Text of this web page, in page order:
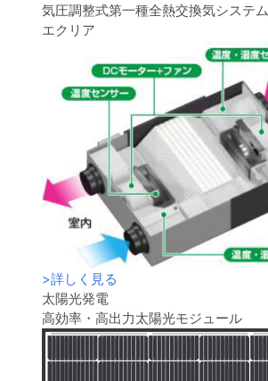
気圧調整式第一種全熱交換気システム
エクリア
>詳しく見る
太陽光発電
高効率・高出力太陽光モジュール